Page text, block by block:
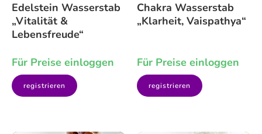
Edelstein Wasserstab
„Vitalität &
Lebensfreude“
Für Preise einloggen
registrieren
Chakra Wasserstab
„Klarheit, Vaispathya“
Für Preise einloggen
registrieren